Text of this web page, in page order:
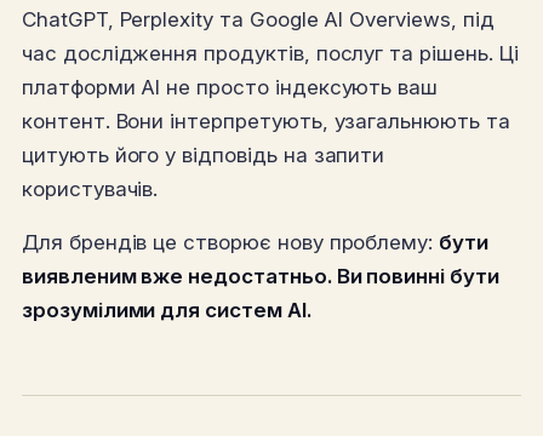
ChatGPT, Perplexity та Google AI Overviews, під
час дослідження продуктів, послуг та рішень. Ці
платформи AI не просто індексують ваш
контент. Вони інтерпретують, узагальнюють та
цитують його у відповідь на запити
користувачів.
Для брендів це створює нову проблему: бути
виявленим вже недостатньо. Ви повинні бути
зрозумілими для систем AI.